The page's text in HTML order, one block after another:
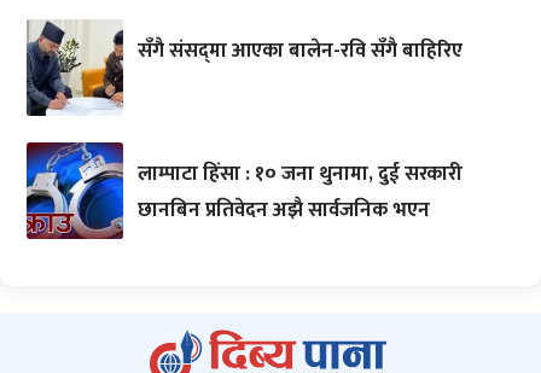
सँगै संसद्‌मा आएका बालेन-रवि सँगै बाहिरिए
लाम्पाटा हिंसा : १० जना थुनामा, दुई सरकारी
छानबिन प्रतिवेदन अझै सार्वजनिक भएन